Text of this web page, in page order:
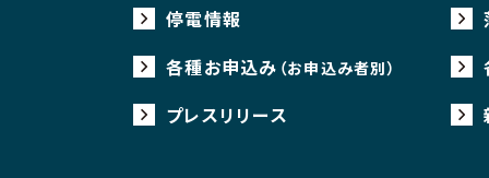
停電情報
各種お申込み （お申込み者別）
プレスリリース